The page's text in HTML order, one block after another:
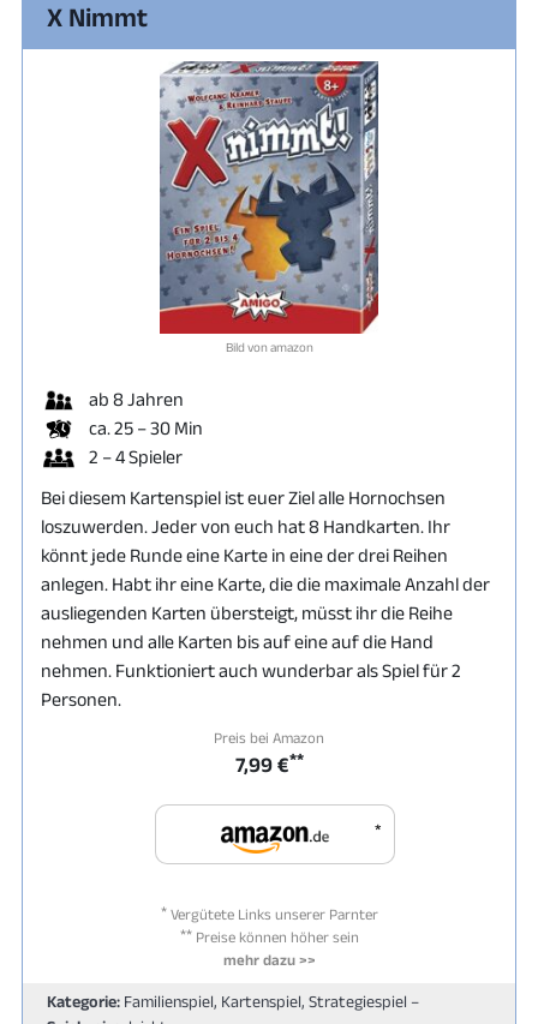
X Nimmt
Bild von amazon
ab 8 Jahren
ca. 25 – 30 Min
2 – 4 Spieler
Bei diesem Kartenspiel ist euer Ziel alle Hornochsen
loszuwerden. Jeder von euch hat 8 Handkarten. Ihr
könnt jede Runde eine Karte in eine der drei Reihen
anlegen. Habt ihr eine Karte, die die maximale Anzahl der
ausliegenden Karten übersteigt, müsst ihr die Reihe
nehmen und alle Karten bis auf eine auf die Hand
nehmen. Funktioniert auch wunderbar als Spiel für 2
Personen.
Preis bei Amazon
7,99 €**
*
*Vergütete Links unserer Parnter
**Preise können höher sein
mehr dazu >>
Kategorie: Familienspiel, Kartenspiel, Strategiespiel –